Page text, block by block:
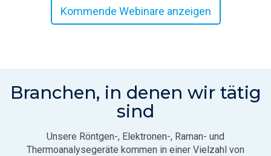
Kommende Webinare anzeigen
Branchen, in denen wir tätig
sind
Unsere Röntgen-, Elektronen-, Raman- und
Thermoanalysegeräte kommen in einer Vielzahl von